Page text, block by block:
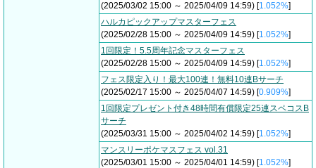
(2025/03/02 15:00 ～ 2025/04/09 14:59) [1.052%]
ハルカピックアップマスターフェス
(2025/02/28 15:00 ～ 2025/04/09 14:59) [1.052%]
1回限定！5.5周年記念マスターフェス
(2025/02/28 15:00 ～ 2025/04/09 14:59) [1.052%]
フェス限定入り！最大100連！無料10連Bサーチ
(2025/02/17 15:00 ～ 2025/04/07 14:59) [0.909%]
1回限定プレゼント付き48時間有償限定25連スペコスB
サーチ
(2025/03/31 15:00 ～ 2025/04/02 14:59) [1.052%]
マンスリーポケマスフェス vol.31
(2025/03/01 15:00 ～ 2025/04/01 14:59) [1.052%]